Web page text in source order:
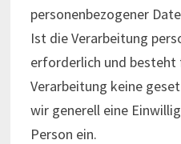
personenbezogener
Ist die Verarbeitung
erforderlich und besteht
Verarbeitung keine
wir generell eine
Person ein.